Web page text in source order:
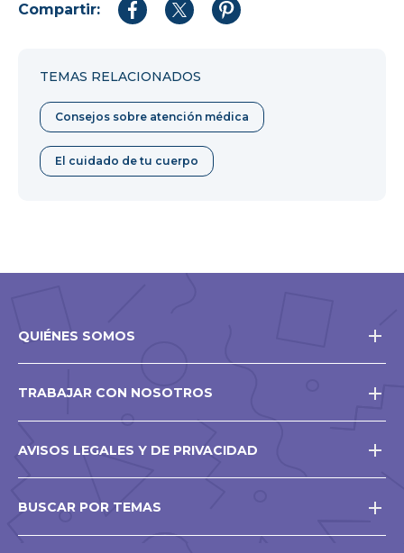
Compartir:
CompartirCompartirCompartir
TEMAS RELACIONADOS
Consejos sobre atención médica
El cuidado de tu cuerpo
QUIÉNES SOMOS
TRABAJAR CON NOSOTROS
AVISOS LEGALES Y DE PRIVACIDAD
BUSCAR POR TEMAS